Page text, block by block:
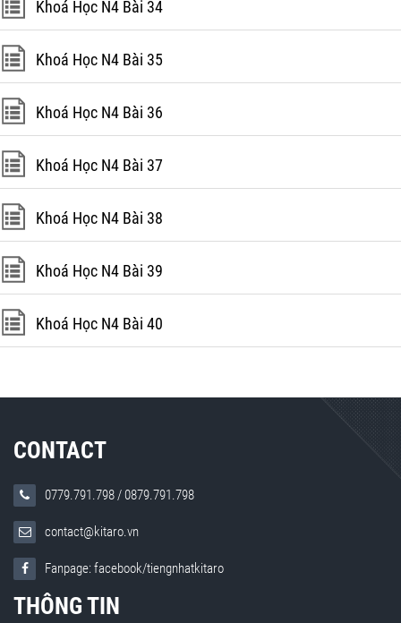
Khoá Học N4 Bài 34
Khoá Học N4 Bài 35
Khoá Học N4 Bài 36
Khoá Học N4 Bài 37
Khoá Học N4 Bài 38
Khoá Học N4 Bài 39
Khoá Học N4 Bài 40
CONTACT
0779.791.798/0879.791.798
contact@kitaro.vn
Fanpage: facebook/tiengnhatkitaro
THÔNG TIN